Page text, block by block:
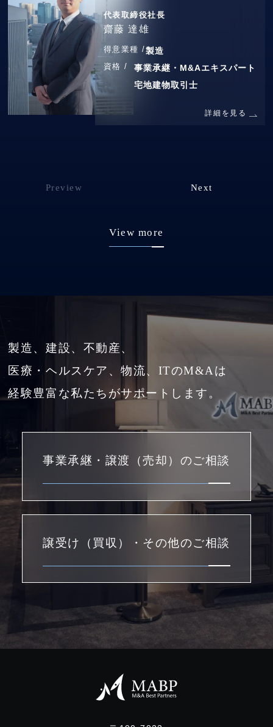
代表取締役社長
齋藤 達雄
得意業種 /製造
資格 /
事業承継・M&Aエキスパート
宅地建物取引士
詳細を見る
Preview Next
View more
製造、建設、不動産、
医療・ヘルスケア、物流、ITのM&Aは
経験豊富な私たちがサポートします。
事業承継・譲渡（売却）のご相談
譲受け（買収）・その他のご相談